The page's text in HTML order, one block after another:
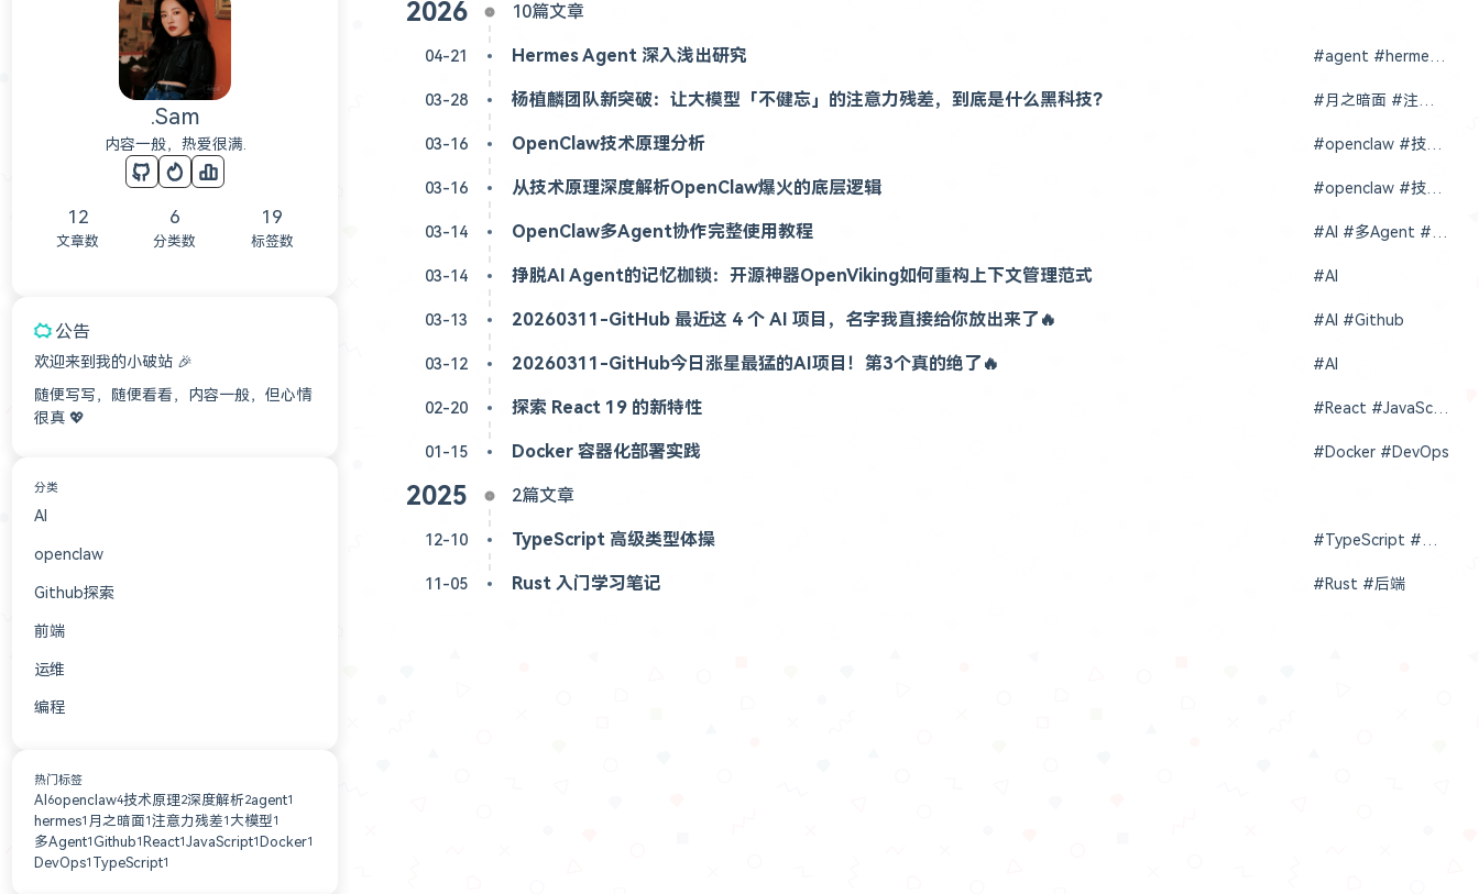
2026 10篇文章
04-21 Hermes Agent 深入浅出研究
03-28 杨植麟团队新突破：让大模型「不健忘」的注意力残差，到底是什么黑科技？
03-16 OpenClaw技术原理分析 #openclaw #技术原理 #深度解析
03-16 从技术原理深度解析OpenClaw爆火的底层逻辑 #openclaw #技术原理 #深度解析
03-14 OpenClaw多Agent协作完整使用教程
03-14 挣脱AI Agent的记忆枷锁：开源神器OpenViking如何重构上下文管理范式 #AI
03-13 20260311-GitHub 最近这 4 个 AI 项目，名字我直接给你放出来了🔥 #AI #Github
03-12 20260311-GitHub今日涨星最猛的AI项目！第3个真的绝了🔥 #AI
02-20 探索 React 19 的新特性 #React #JavaScript
01-15 Docker 容器化部署实践 #Docker #DevOps
2025 2篇文章
12-10 TypeScript 高级类型体操
11-05 Rust 入门学习笔记 #Rust #后端
.Sam
内容一般，热爱很满.
12
文章数
6
分类数
19
标签数
公告
欢迎来到我的小破站 🎉
随便写写，随便看看，内容一般，但心情
很真 💖
分类
AI
openclaw
Github探索
前端
运维
编程
热门标签
AI 6openclaw4技术原理2深度解析2agent1
hermes1 月之暗面1注意力残差1 大模型1
多Agent1Github1 React1JavaScript1 Docker1
DevOps1 TypeScript1